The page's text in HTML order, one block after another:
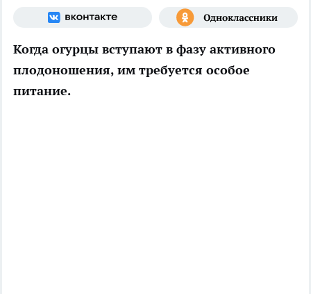
Когда огурцы вступают в фазу активного
плодоношения, им требуется особое
питание.